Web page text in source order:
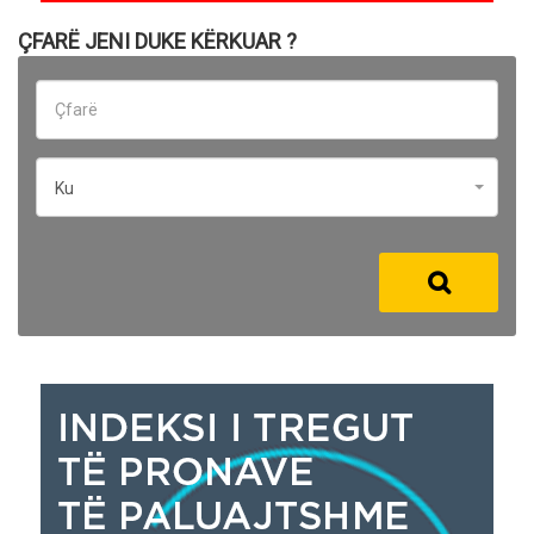
ÇFARË JENI DUKE KËRKUAR ?
Ku